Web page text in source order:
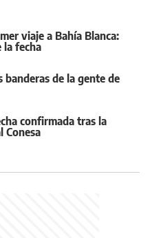
viaje a Bahía Blanca:
la fecha
banderas de la gente de
confirmada tras la
Conesa